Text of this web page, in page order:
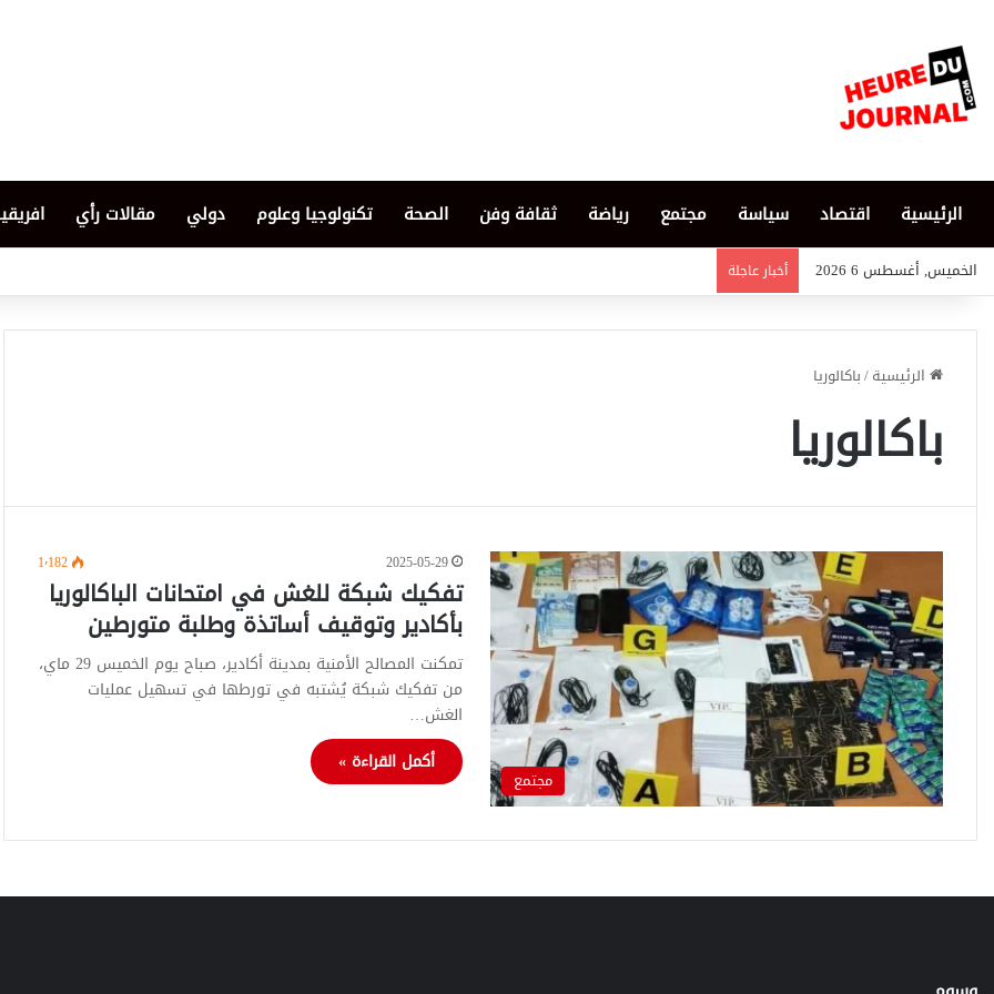
الرئيسية اقتصاد سياسة مجتمع رياضة ثقافة وفن الصحة تكنولوجيا وعلوم دولي مقالات رأي
الخميس, أغسطس 6 2026 أخبار عاجلة
الرئيسية/باكالوريا
باكالوريا
مجتمع
2025-05-29 1٬182
تفكيك شبكة للغش في امتحانات الباكالوريا
بأكادير وتوقيف أساتذة وطلبة متورطين
تمكنت المصالح الأمنية بمدينة أكادير، صباح يوم الخميس 29 ماي،
من تفكيك شبكة يُشتبه في تورطها في تسهيل عمليات
الغش…
أكمل القراءة »